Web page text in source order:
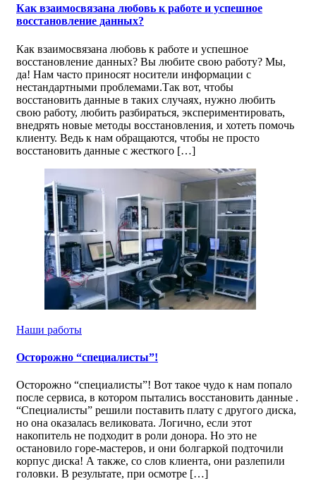
Как взаимосвязана любовь к работе и успешное
восстановление данных?
Как взаимосвязана любовь к работе и успешное
восстановление данных? Вы любите свою работу? Мы,
да! Нам часто приносят носители информации с
нестандартными проблемами.Так вот, чтобы
восстановить данные в таких случаях, нужно любить
свою работу, любить разбираться, экспериментировать,
внедрять новые методы восстановления, и хотеть помочь
клиенту. Ведь к нам обращаются, чтобы не просто
восстановить данные с жесткого […]
Наши работы
Осторожно “специалисты”!
Осторожно “специалисты”! Вот такое чудо к нам попало
после сервиса, в котором пытались восстановить данные .
“Специалисты” решили поставить плату с другого диска,
но она оказалась великовата. Логично, если этот
накопитель не подходит в роли донора. Но это не
остановило горе-мастеров, и они болгаркой подточили
корпус диска! А также, со слов клиента, они разлепили
головки. В результате, при осмотре […]